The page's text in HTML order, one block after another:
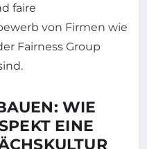
faire
von Firmen wie
Fairness Group
WIE
EINE